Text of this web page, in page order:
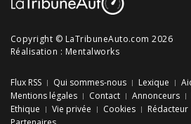
Copyright © LaTribuneAuto.com 2026
Réalisation : Mentalworks
Flux RSS Qui sommes-nous Lexique
Mentions légales
Contact Annonceurs
Ethique
Vie privée Cookies Rédacteur